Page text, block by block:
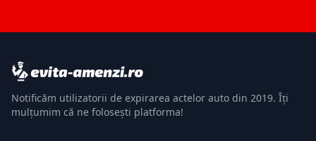
Notificăm utilizatorii de expirarea actelor auto din 2019. Îți
mulțumim că ne folosești platforma!